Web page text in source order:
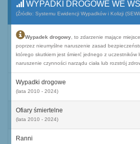
WYPADKI DROGOWE WE
(Źródło: Systemu Ewidencji Wypadków i Kolizji
Wypadek drogowy , to zdarzenie mające
poprzez nieumyślne naruszenie zasad
którego skutkiem jest śmierć jednego z uczestników
naruszenie czynności narządu ciała lub rozstrój
Wypadki drogowe
(lata 2010 - 2024)
Ofiary śmiertelne
(lata 2010 - 2024)
Ranni